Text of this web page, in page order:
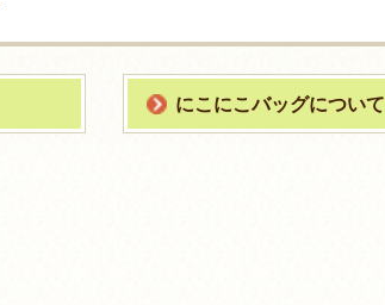
にこにこバッグについて